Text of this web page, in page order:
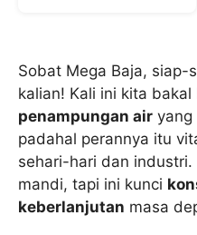
Sobat Mega Baja, siap-
kalian! Kali ini kita
penampungan air yang
padahal perannya itu
sehari-hari dan
mandi, tapi ini kunci
keberlanjutan masa